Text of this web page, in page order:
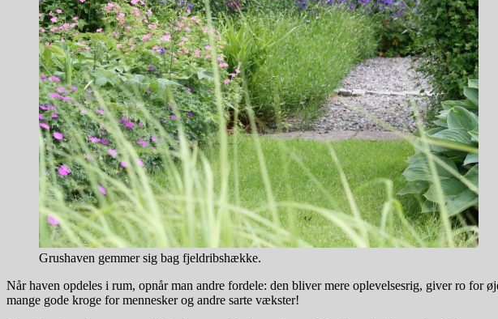
Grushaven gemmer sig bag fjeldribshække.
Når haven opdeles i rum, opnår man andre fordele: den bliver mere oplevelsesrig, giver ro
mange gode kroge for mennesker og andre sarte vækster!